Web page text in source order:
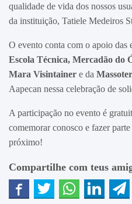
qualidade de vida dos nossos
da instituição, Tatiele Medeiros
O evento conta com o apoio das
Escola Técnica, Mercadão do
Mara Visintainer e da
Aapecan nessa celebração de
A participação no evento é
comemorar conosco e fazer
próximo!
Compartilhe com teus